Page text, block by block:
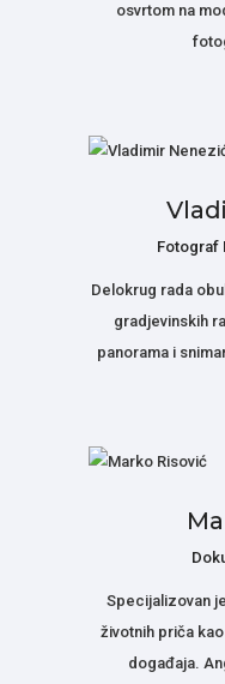
osvrtom na
Fotograf
Delokrug rada
gradjevinskih
panorama i
Specijalizovan
životnih priča
događaja.